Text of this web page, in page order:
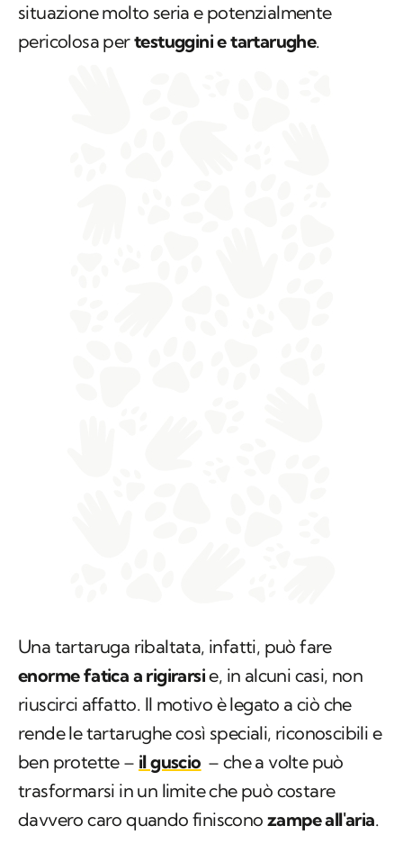
situazione molto seria e potenzialmente
pericolosa pertestuggini e tartarughe.
Una tartaruga ribaltata, infatti, può fare
enorme fatica a rigirarsie, in alcuni casi, non
riuscirci affatto. Il motivo è legato a ciò che
rende le tartarughe così speciali, riconoscibili e
ben protette – il guscio – che a volte può
trasformarsi in un limite che può costare
davvero caro quando finiscono zampe all'aria.